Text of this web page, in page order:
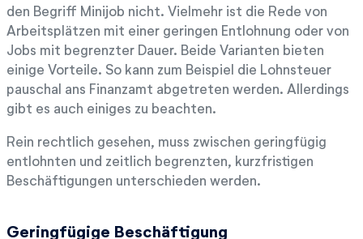
den Begriff Minijob nicht. Vielmehr ist die Rede von
Arbeitsplätzen mit einer geringen Entlohnung oder von
Jobs mit begrenzter Dauer. Beide Varianten bieten
einige Vorteile. So kann zum Beispiel die Lohnsteuer
pauschal ans Finanzamt abgetreten werden. Allerdings
gibt es auch einiges zu beachten.
Rein rechtlich gesehen, muss zwischen geringfügig
entlohnten und zeitlich begrenzten, kurzfristigen
Beschäftigungen unterschieden werden.
Geringfügige Beschäftigung